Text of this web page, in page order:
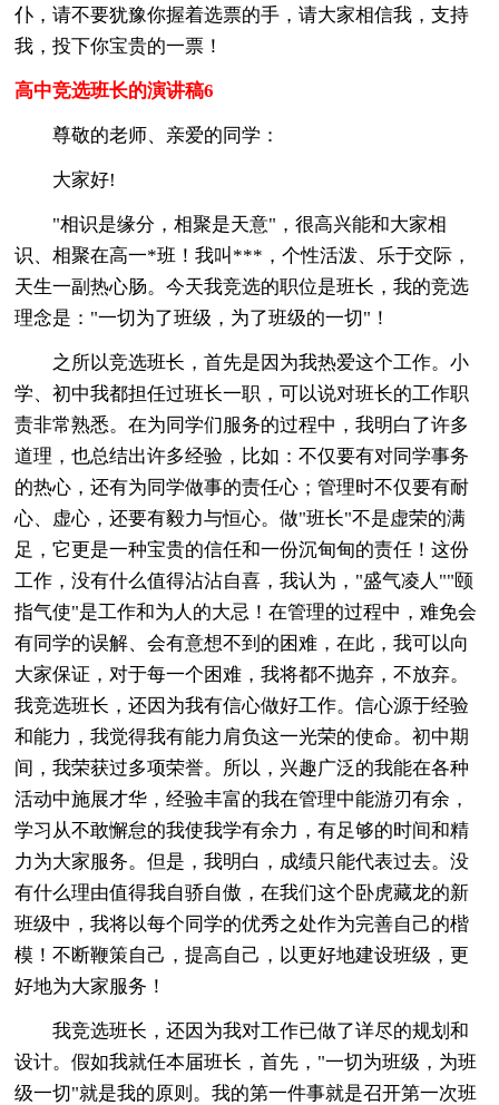
仆，请不要犹豫你握着选票的手，请大家相信我，支持
我，投下你宝贵的一票！
高中竞选班长的演讲稿6
尊敬的老师、亲爱的同学：
大家好!
"相识是缘分，相聚是天意"，很高兴能和大家相
识、相聚在高一*班！我叫***，个性活泼、乐于交际，
天生一副热心肠。今天我竞选的职位是班长，我的竞选
理念是："一切为了班级，为了班级的一切"！
之所以竞选班长，首先是因为我热爱这个工作。小
学、初中我都担任过班长一职，可以说对班长的工作职
责非常熟悉。在为同学们服务的过程中，我明白了许多
道理，也总结出许多经验，比如：不仅要有对同学事务
的热心，还有为同学做事的责任心；管理时不仅要有耐
心、虚心，还要有毅力与恒心。做"班长"不是虚荣的满
足，它更是一种宝贵的信任和一份沉甸甸的责任！这份
工作，没有什么值得沾沾自喜，我认为，"盛气凌人""颐
指气使"是工作和为人的大忌！在管理的过程中，难免会
有同学的误解、会有意想不到的困难，在此，我可以向
大家保证，对于每一个困难，我将都不抛弃，不放弃。
我竞选班长，还因为我有信心做好工作。信心源于经验
和能力，我觉得我有能力肩负这一光荣的使命。初中期
间，我荣获过多项荣誉。所以，兴趣广泛的我能在各种
活动中施展才华，经验丰富的我在管理中能游刃有余，
学习从不敢懈怠的我使我学有余力，有足够的时间和精
力为大家服务。但是，我明白，成绩只能代表过去。没
有什么理由值得我自骄自傲，在我们这个卧虎藏龙的新
班级中，我将以每个同学的优秀之处作为完善自己的楷
模！不断鞭策自己，提高自己，以更好地建设班级，更
好地为大家服务！
我竞选班长，还因为我对工作已做了详尽的规划和
设计。假如我就任本届班长，首先，"一切为班级，为班
级一切"就是我的原则。我的第一件事就是召开第一次班